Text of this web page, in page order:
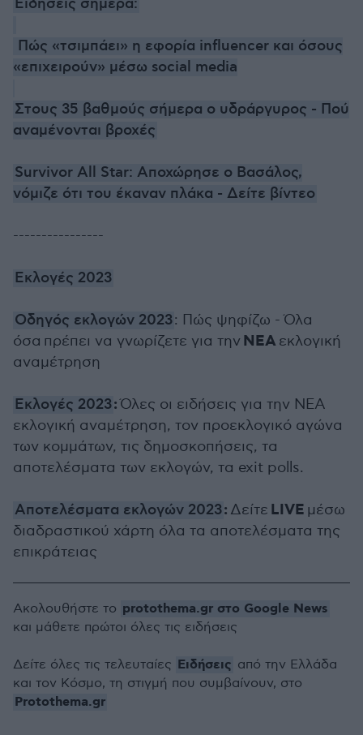
Ειδήσεις σήμερα:
Πώς «τσιμπάει» η εφορία influencer και όσους
«επιχειρούν» μέσω social media
Στους 35 βαθμούς σήμερα ο υδράργυρος - Πού
αναμένονται βροχές
Survivor All Star: Αποχώρησε ο Βασάλος,
νόμιζε ότι του έκαναν πλάκα - Δείτε βίντεο
----------------
Εκλογές 2023
Οδηγός εκλογών 2023: Πώς ψηφίζω - Όλα
όσα πρέπει να γνωρίζετε για την ΝΕΑεκλογική
αναμέτρηση
Εκλογές 2023:Όλες οι ειδήσεις για την ΝΕΑ
εκλογική αναμέτρηση, τον προεκλογικό αγώνα
των κομμάτων, τις δημοσκοπήσεις, τα
αποτελέσματα των εκλογών, τα exit polls.
Αποτελέσματα εκλογών 2023: Δείτε LIVE μέσω
διαδραστικού χάρτη όλα τα αποτελέσματα της
επικράτειας
Ακολουθήστε το protothema.gr στο Google News
και μάθετε πρώτοι όλες τις ειδήσεις
Δείτε όλες τις τελευταίες Ειδήσεις από την Ελλάδα
και τον Κόσμο, τη στιγμή που συμβαίνουν, στο
Protothema.gr